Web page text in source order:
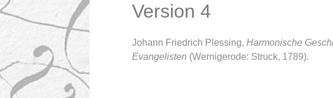
Version 4
Johann Friedrich Plessing, Harmonische
Evangelisten (Wernigerode: Struck, 1789).